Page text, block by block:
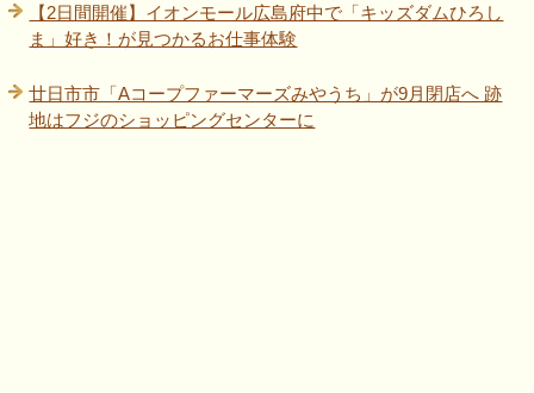
【2日間開催】イオンモール広島府中で「キッズダムひろし
ま」好き！が見つかるお仕事体験
廿日市市「Aコープファーマーズみやうち」が9月閉店へ 跡
地はフジのショッピングセンターに